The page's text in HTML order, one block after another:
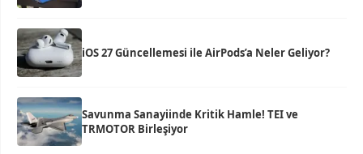
iOS 27 Güncellemesi ile AirPods’a Neler Geliyor?
Savunma Sanayiinde Kritik Hamle! TEI ve
TRMOTOR Birleşiyor